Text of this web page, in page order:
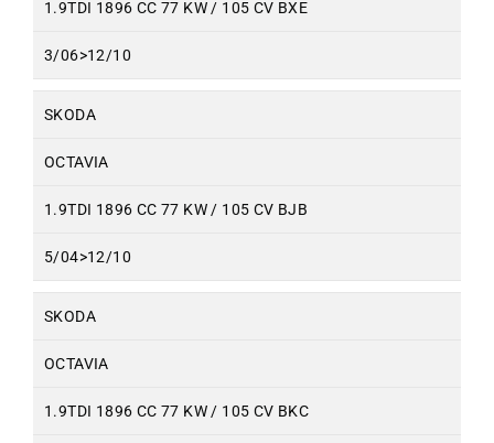
1.9TDI 1896 CC 77 KW / 105 CV BXE
3/06>12/10
SKODA
OCTAVIA
1.9TDI 1896 CC 77 KW / 105 CV BJB
5/04>12/10
SKODA
OCTAVIA
1.9TDI 1896 CC 77 KW / 105 CV BKC